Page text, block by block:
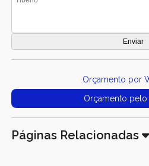
Orçamento por
Orçamento pelo
Páginas Relacionadas